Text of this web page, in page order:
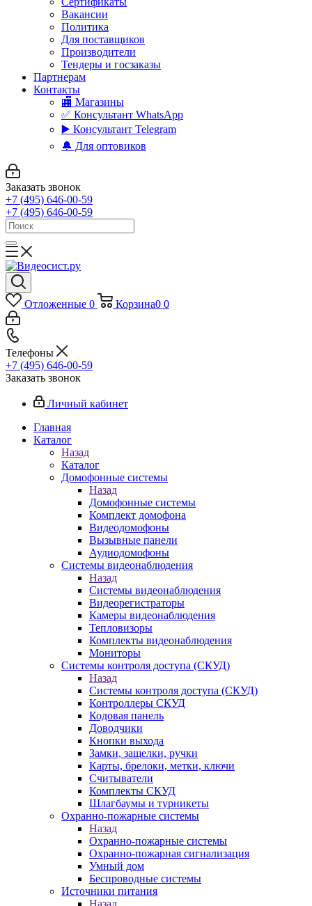
Вакансии
Политика
Для поставщиков
Производители
Тендеры и госзаказы
Партнерам
Контакты
🏬 Магазины
✅️ Консультант WhatsApp
▶️ Консультант Telegram
🔔 Для оптовиков
Заказать звонок
+7 (495) 646-00-59
+7 (495) 646-00-59
Отложенные 0 Корзина0 0
Телефоны
+7 (495) 646-00-59
Заказать звонок
Личный кабинет
Главная
Каталог
Назад
Каталог
Домофонные системы
Назад
Домофонные системы
Комплект домофона
Видеодомофоны
Вызывные панели
Аудиодомофоны
Системы видеонаблюдения
Назад
Системы видеонаблюдения
Видеорегистраторы
Камеры видеонаблюдения
Тепловизоры
Комплекты видеонаблюдения
Мониторы
Системы контроля доступа (СКУД)
Назад
Системы контроля доступа (СКУД)
Контроллеры СКУД
Кодовая панель
Доводчики
Кнопки выхода
Замки, защелки, ручки
Карты, брелоки, метки, ключи
Считыватели
Комплекты СКУД
Шлагбаумы и турникеты
Охранно-пожарные системы
Назад
Охранно-пожарные системы
Охранно-пожарная сигнализация
Умный дом
Беспроводные системы
Источники питания
Назад